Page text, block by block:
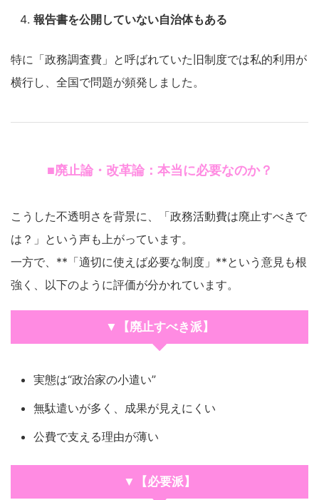
報告書を公開していない自治体もある
特に「政務調査費」と呼ばれていた旧制度では私的利用が
横行し、全国で問題が頻発しました。
■廃止論・改革論：本当に必要なのか？
こうした不透明さを背景に、「政務活動費は廃止すべきで
は？」という声も上がっています。
一方で、**「適切に使えば必要な制度」**という意見も根
強く、以下のように評価が分かれています。
▼【廃止すべき派】
実態は“政治家の小遣い”
無駄遣いが多く、成果が見えにくい
公費で支える理由が薄い
▼【必要派】